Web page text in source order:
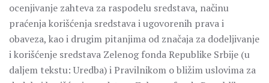
ocenjivanje zahteva za raspodelu sredstava, načinu
praćenja korišćenja sredstava i ugovorenih prava i
obaveza, kao i drugim pitanjima od značaja za dodeljivanje
i korišćenje sredstava Zelenog fonda Republike Srbije (u
daljem tekstu: Uredba) i Pravilnikom o bližim uslovima za